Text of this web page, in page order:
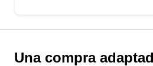
Una compra